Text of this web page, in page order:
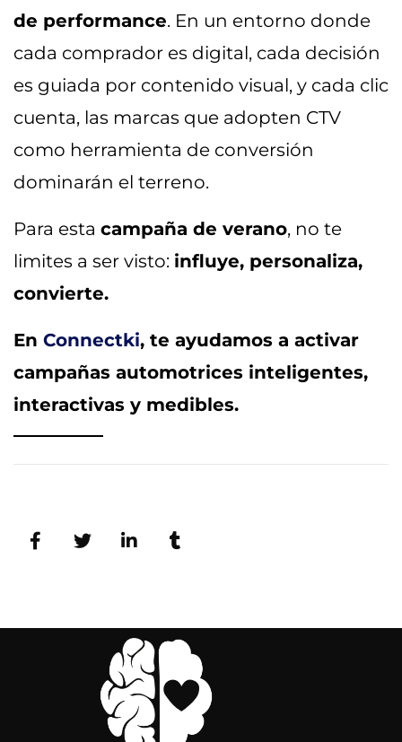
de performance. En un entorno donde
cada comprador es digital, cada decisión
es guiada por contenido visual, y cada clic
cuenta, las marcas que adopten CTV
como herramienta de conversión
dominarán el terreno.
Para esta campaña de verano, no te
limites a ser visto: influye, personaliza,
convierte.
En Connectki, te ayudamos a activar
campañas automotrices inteligentes,
interactivas y medibles.